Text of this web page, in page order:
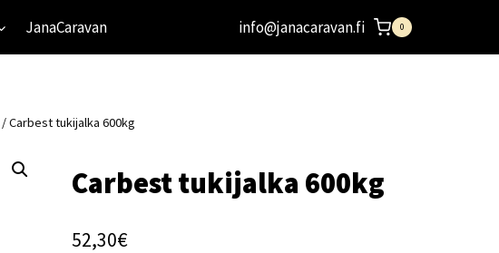
JanaCaravan info@janacaravan.fi 0
/Carbest tukijalka 600kg
Carbest tukijalka 600kg
52,30€